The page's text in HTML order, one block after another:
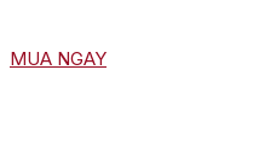
MUA NGAY